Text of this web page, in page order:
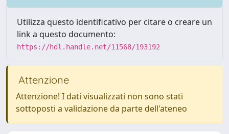
Utilizza questo identificativo per citare o creare un
link a questo documento:
https://hdl.handle.net/11568/193192
Attenzione
Attenzione! I dati visualizzati non sono stati
sottoposti a validazione da parte dell'ateneo